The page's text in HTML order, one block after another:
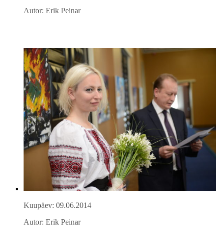
Autor: Erik Peinar
Kuupäev: 09.06.2014
Autor: Erik Peinar